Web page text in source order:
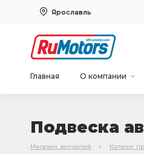
Ярославль
Главная О компании
Подвеска
Магазин запчастей Каталог